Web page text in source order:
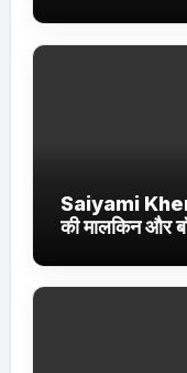
Saiyami
की मालकिन और